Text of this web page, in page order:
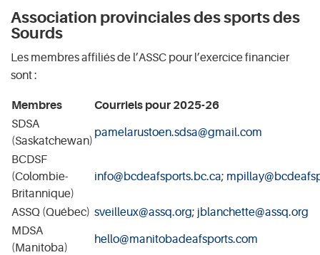
Association provinciales des sports des
Sourds
Les membres affiliés de l’ASSC pour l’exercice financier
sont :
Membres
Courriels pour 2025-26
SDSA
(Saskatchewan)
pamelarustoen.sdsa@gmail.com
BCDSF
(Colombie-
Britannique)
info@bcdeafsports.bc.ca;
ASSQ (Québec) sveilleux@assq.org; jblanchette@assq.org
MDSA
(Manitoba)
hello@manitobadeafsports.com